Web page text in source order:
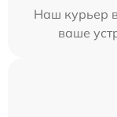
Наш курьер
ваше